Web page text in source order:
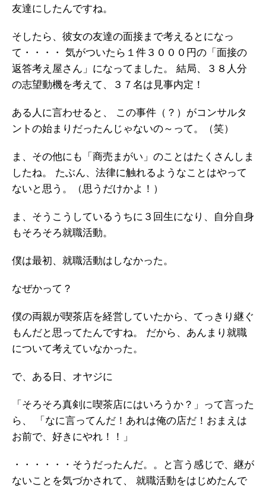
友達にしたんですね。
そしたら、彼女の友達の面接まで考えるとになっ
て・・・・
気がついたら１件３０００円の「面接の
返答考え屋さん」になってました。
結局、３８人分
の志望動機を考えて、３７名は見事内定！
ある人に言わせると、
この事件（？）がコンサルタ
ントの始まりだったんじゃないの～って。（笑）
ま、その他にも「商売まがい」のことはたくさんしま
したね。
たぶん、法律に触れるようなことはやって
ないと思う。（思うだけかよ！）
ま、そうこうしているうちに３回生になり、自分自身
もそろそろ就職活動。
僕は最初、就職活動はしなかった。
なぜかって？
僕の両親が喫茶店を経営していたから、てっきり継ぐ
もんだと思ってたんですね。
だから、あんまり就職
について考えていなかった。
で、ある日、オヤジに
「そろそろ真剣に喫茶店にはいろうか？」って言った
ら、
「なに言ってんだ！あれは俺の店だ！おまえは
お前で、好きにやれ！！」
・・・・・・そうだったんだ。。と言う感じで、継が
ないことを気づかされて、
就職活動をはじめたんで